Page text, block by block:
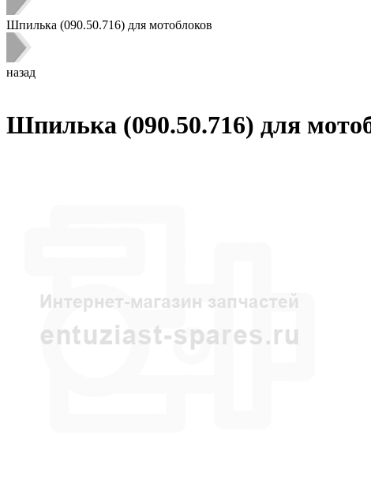
Шпилька (090.50.716) для мотоблоков
назад
Шпилька (090.50.716) для